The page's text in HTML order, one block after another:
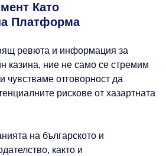
Като
Платформа
ревюта и информация за
казина, ние не само се стремим
чувстваме отговорност да
рискове от хазартната
на българското и
както и